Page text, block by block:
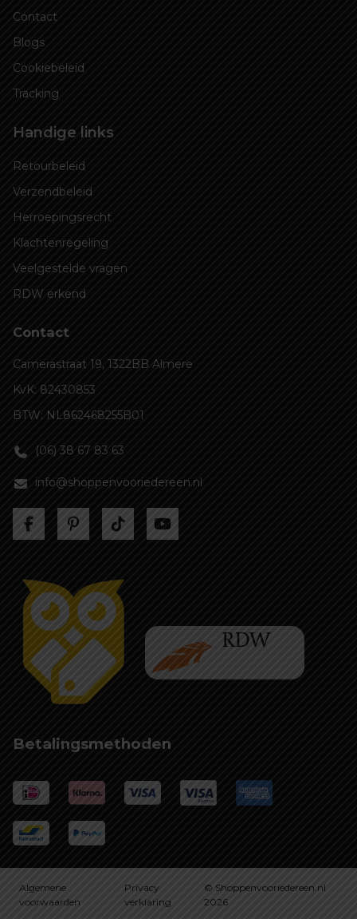
Contact
Blogs
Cookiebeleid
Tracking
Handige links
Retourbeleid
Verzendbeleid
Herroepingsrecht
Klachtenregeling
Veelgestelde vragen
RDW erkend
Contact
Camerastraat 19, 1322BB Almere
KvK: 82430853
BTW: NL862468255B01
(06) 38 67 83 63
info@shoppenvooriedereen.nl
Betalingsmethoden
Algemene
voorwaarden
Privacy
verklaring
© Shoppenvooriedereen.nl
2026